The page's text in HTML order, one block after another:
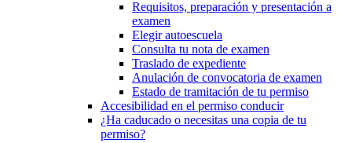
Requisitos, preparación y presentación a
examen
Elegir autoescuela
Consulta tu nota de examen
Traslado de expediente
Anulación de convocatoria de examen
Estado de tramitación de tu permiso
Accesibilidad en el permiso conducir
¿Ha caducado o necesitas una copia de tu
permiso?